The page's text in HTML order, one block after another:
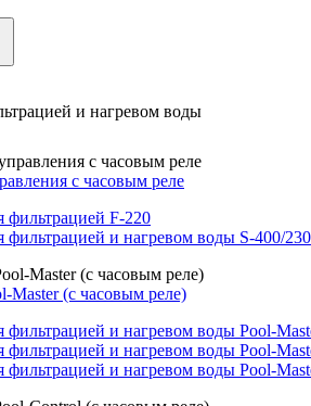
и нагревом воды
с часовым реле
фильтрацией F-220
фильтрацией и нагревом воды S-400/230
Master (с часовым реле)
фильтрацией и нагревом воды Pool-
фильтрацией и нагревом воды Pool-
фильтрацией и нагревом воды Pool-